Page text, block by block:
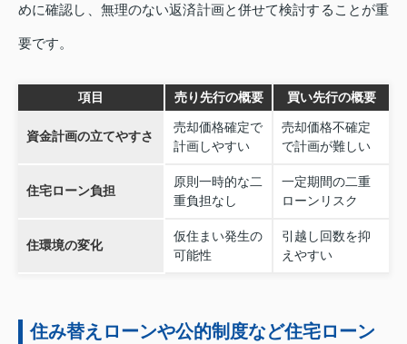
めに確認し、無理のない返済計画と併せて検討することが重
要です。
項目 売り先行の概要 買い先行の概要
資金計画の立てやすさ
売却価格確定で
計画しやすい
売却価格不確定
で計画が難しい
住宅ローン負担
原則一時的な二
重負担なし
一定期間の二重
ローンリスク
住環境の変化
仮住まい発生の
可能性
引越し回数を抑
えやすい
住み替えローンや公的制度など住宅ローン